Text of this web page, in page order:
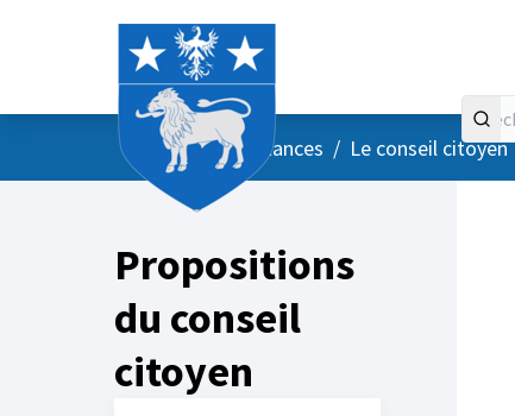
AccueilMenu principal
/ Vos instances / Le conseil citoyen
Propositions
du conseil
citoyen